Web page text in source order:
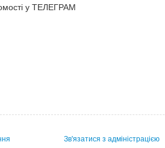
у ТЕЛЕГРАМ
Зв'язатися з адміністрацією